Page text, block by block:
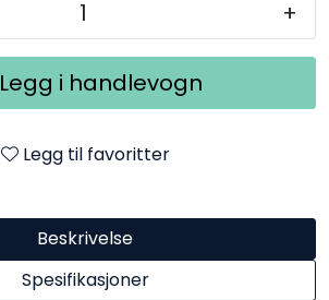
+
Legg i handlevogn
Legg til favoritter
Beskrivelse
Spesifikasjoner